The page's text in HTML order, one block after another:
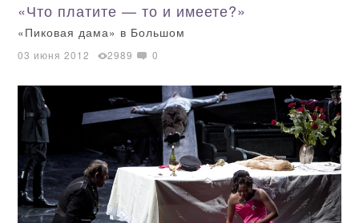
«Что платите — то и имеете?»
«Пиковая дама» в Большом
03 июня 2012 2989 0